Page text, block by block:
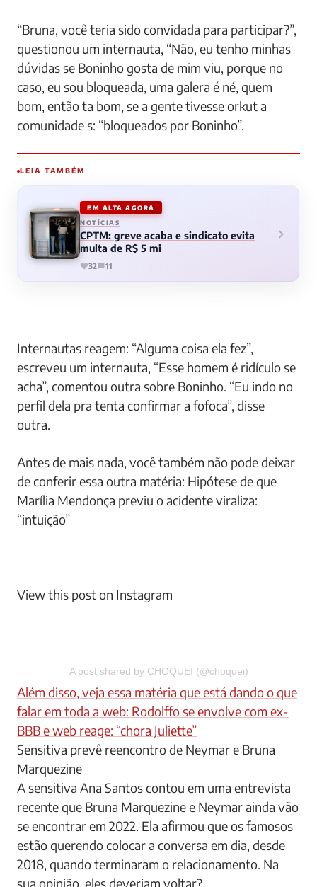
“Bruna, você teria sido convidada para participar?”,
questionou um internauta, “Não, eu tenho minhas
dúvidas se Boninho gosta de mim viu, porque no
caso, eu sou bloqueada, uma galera é né, quem
bom, então ta bom, se a gente tivesse orkut a
comunidade s: “bloqueados por Boninho”.
LEIA TAMBÉM
EM ALTA AGORA
NOTÍCIAS
CPTM: greve acaba e sindicato evita
multa de R$ 5 mi
32 11
Internautas reagem: “Alguma coisa ela fez”,
escreveu um internauta, “Esse homem é ridículo se
acha”, comentou outra sobre Boninho. “Eu indo no
perfil dela pra tenta confirmar a fofoca”, disse
outra.
Antes de mais nada, você também não pode deixar
de conferir essa outra matéria: Hipótese de que
Marília Mendonça previu o acidente viraliza:
“intuição”
View this post on Instagram
A post shared by CHOQUEI (@choquei)
Além disso, veja essa matéria que está dando o que
falar em toda a web: Rodolffo se envolve com ex-
BBB e web reage: “chora Juliette”
Sensitiva prevê reencontro de Neymar e Bruna
Marquezine
A sensitiva Ana Santos contou em uma entrevista
recente que Bruna Marquezine e Neymar ainda vão
se encontrar em 2022. Ela afirmou que os famosos
estão querendo colocar a conversa em dia, desde
2018, quando terminaram o relacionamento. Na
sua opinião, eles deveriam voltar?